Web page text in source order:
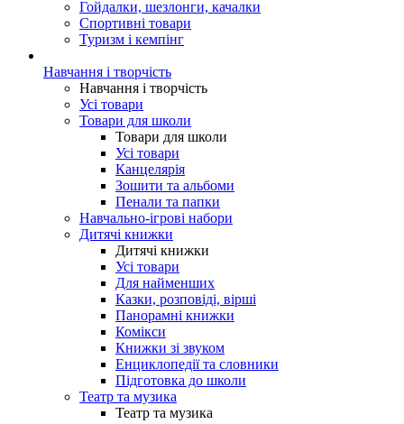
Гойдалки, шезлонги, качалки
Спортивні товари
Туризм і кемпінг
Навчання і творчість
Навчання і творчість
Усі товари
Товари для школи
Товари для школи
Усі товари
Канцелярія
Зошити та альбоми
Пенали та папки
Навчально-ігрові набори
Дитячі книжки
Дитячі книжки
Усі товари
Для найменших
Казки, розповіді, вірші
Панорамні книжки
Комікси
Книжки зі звуком
Енциклопедії та словники
Підготовка до школи
Театр та музика
Театр та музика